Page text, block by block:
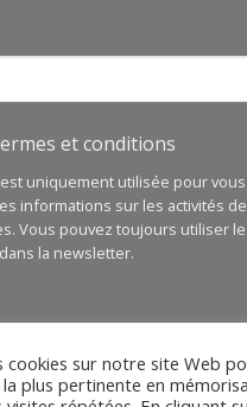
et conditions
uniquement utilisée pour
informations sur les activités
Vous pouvez toujours utiliser
la newsletter.
cookies sur notre site Web
plus pertinente en